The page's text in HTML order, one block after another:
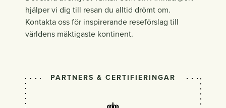
hjälper vi dig till resan du alltid drömt om.
Kontakta oss för inspirerande reseförslag till
världens mäktigaste kontinent.
PARTNERS & CERTIFIERINGAR